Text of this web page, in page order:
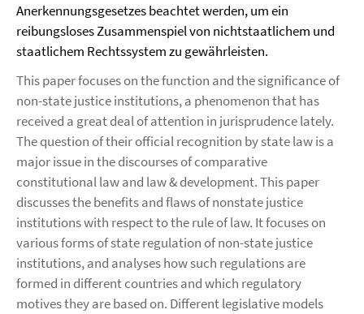
Anerkennungsgesetzes beachtet werden, um ein
reibungsloses Zusammenspiel von nichtstaatlichem und
staatlichem Rechtssystem zu gewährleisten.
This paper focuses on the function and the significance of
non-state justice institutions, a phenomenon that has
received a great deal of attention in jurisprudence lately.
The question of their official recognition by state law is a
major issue in the discourses of comparative
constitutional law and law & development. This paper
discusses the benefits and flaws of nonstate justice
institutions with respect to the rule of law. It focuses on
various forms of state regulation of non-state justice
institutions, and analyses how such regulations are
formed in different countries and which regulatory
motives they are based on. Different legislative models